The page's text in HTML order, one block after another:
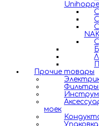
Прочие товары
Фильтры
моек